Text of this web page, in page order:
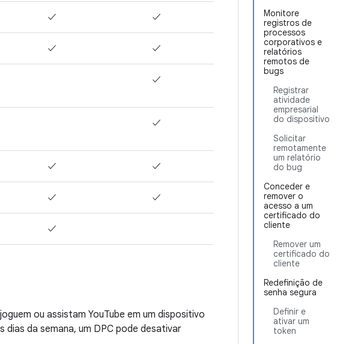
Monitore
registros de
processos
corporativos e
relatórios
remotos de
bugs
Registrar
atividade
empresarial
do dispositivo
Solicitar
remotamente
um relatório
do bug
Conceder e
remover o
acesso a um
certificado do
cliente
Remover um
certificado do
cliente
Redefinição de
senha segura
Definir e
ativar um
token
✓ ✓
✓ ✓
✓
✓
✓ ✓
✓ ✓
✓
ou assistam YouTube em um dispositivo
da semana, um DPC pode desativar